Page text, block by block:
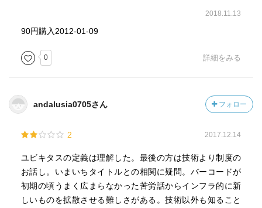
2018.11.13
90円購入2012-01-09
0 詳細をみる
andalusia0705さん フォロー
2 2017.12.14
ユビキタスの定義は理解した。最後の方は技術より制度の
お話し。いまいちタイトルとの相関に疑問。バーコードが
初期の頃うまく広まらなかった苦労話からインフラ的に新
しいものを拡散させる難しさがある。技術以外も知ること